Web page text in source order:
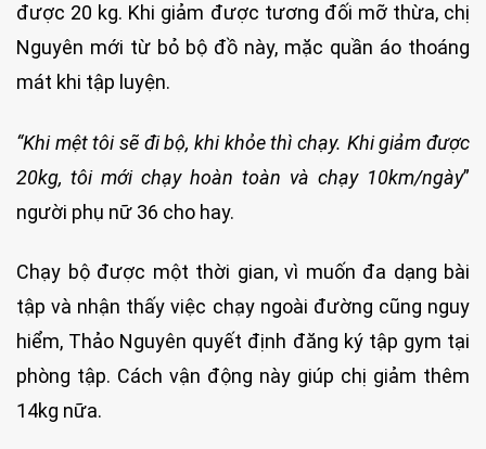
được 20 kg. Khi giảm được tương đối mỡ thừa, chị
Nguyên mới từ bỏ bộ đồ này, mặc quần áo thoáng
mát khi tập luyện.
“Khi mệt tôi sẽ đi bộ, khi khỏe thì chạy. Khi giảm được
20kg, tôi mới chạy hoàn toàn và chạy 10km/ngày”
người phụ nữ 36 cho hay.
Chạy bộ được một thời gian, vì muốn đa dạng bài
tập và nhận thấy việc chạy ngoài đường cũng nguy
hiểm, Thảo Nguyên quyết định đăng ký tập gym tại
phòng tập. Cách vận động này giúp chị giảm thêm
14kg nữa.